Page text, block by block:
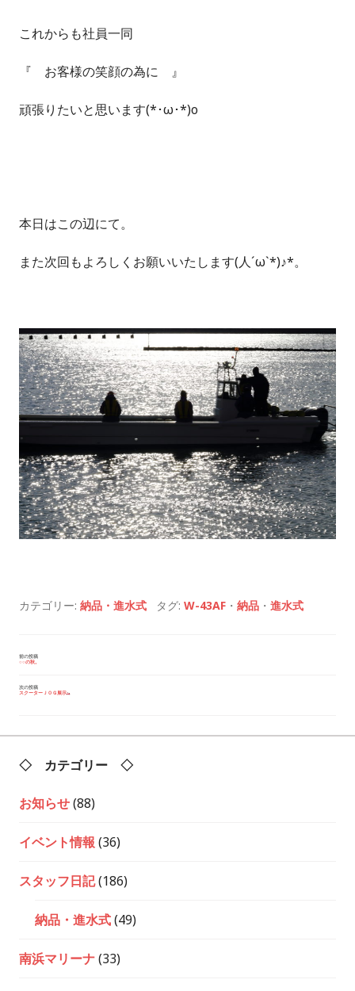
これからも社員一同
『 お客様の笑顔の為に 』
頑張りたいと思います(*･ω･*)o
本日はこの辺にて。
また次回もよろしくお願いいたします(人´ω`*)♪*。
カテゴリー: 納品・進水式 タグ: W-43AF ・ 納品 ・ 進水式
投
ビ
前の投稿
○○の秋。
次の投稿
スクーターＪＯＧ展示
◇ カテゴリー ◇
お知らせ(88)
イベント情報 (36)
スタッフ日記(186)
納品・進水式(49)
南浜マリーナ(33)